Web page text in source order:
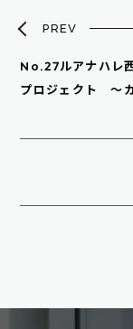
PREV
No.27ルアナハレ
プロジェクト ～